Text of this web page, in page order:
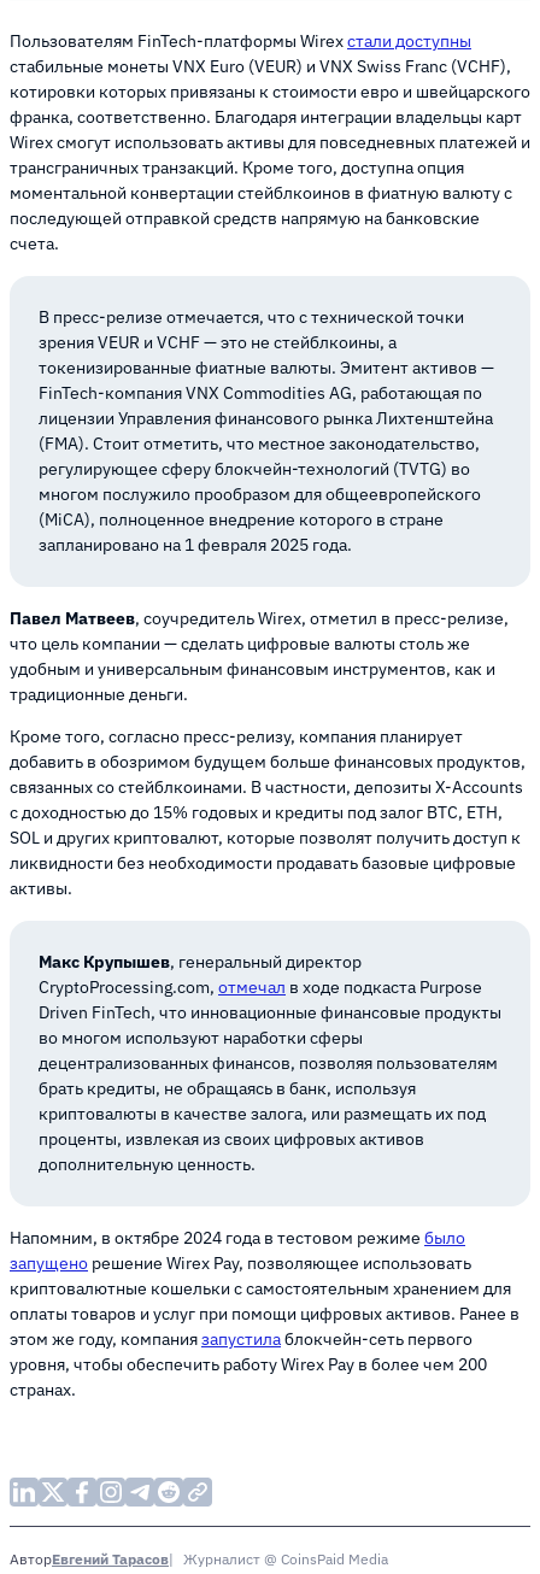
Пользователям FinTech-платформы Wirexстали доступны
стабильные монеты VNX Euro (VEUR) и VNX Swiss Franc (VCHF),
котировки которых привязаны к стоимости евро и швейцарского
франка, соответственно. Благодаря интеграции владельцы карт
Wirex смогут использовать активы для повседневных платежей и
трансграничных транзакций. Кроме того, доступна опция
моментальной конвертации стейблкоинов в фиатную валюту с
последующей отправкой средств напрямую на банковские
счета.
В пресс-релизе отмечается, что с технической точки
зрения VEUR и VCHF — это не стейблкоины, а
токенизированные фиатные валюты. Эмитент активов —
FinTech-компания VNX Commodities AG, работающая по
лицензии Управления финансового рынка Лихтенштейна
(FMA). Стоит отметить, что местное законодательство,
регулирующее сферу блокчейн-технологий (TVTG) во
многом послужило прообразом для общеевропейского
(MiCA), полноценное внедрение которого в стране
запланировано на 1 февраля 2025 года.
Павел Матвеев, соучредитель Wirex, отметил в пресс-релизе,
что цель компании — сделать цифровые валюты столь же
удобным и универсальным финансовым инструментов, как и
традиционные деньги.
Кроме того, согласно пресс-релизу, компания планирует
добавить в обозримом будущем больше финансовых продуктов,
связанных со стейблкоинами. В частности, депозиты X-Accounts
с доходностью до 15% годовых и кредиты под залог BTC, ETH,
SOL и других криптовалют, которые позволят получить доступ к
ликвидности без необходимости продавать базовые цифровые
активы.
Макс Крупышев, генеральный директор
CryptoProcessing.com, отмечал в ходе подкаста Purpose
Driven FinTech, что инновационные финансовые продукты
во многом используют наработки сферы
децентрализованных финансов, позволяя пользователям
брать кредиты, не обращаясь в банк, используя
криптовалюты в качестве залога, или размещать их под
проценты, извлекая из своих цифровых активов
дополнительную ценность.
Напомним, в октябре 2024 года в тестовом режиме было
запущено решение Wirex Pay, позволяющее использовать
криптовалютные кошельки с самостоятельным хранением для
оплаты товаров и услуг при помощи цифровых активов. Ранее в
этом же году, компаниязапустилаблокчейн-сеть первого
уровня, чтобы обеспечить работу Wirex Pay в более чем 200
странах.
АвторЕвгений Тарасов
Журналист @ CoinsPaid Media